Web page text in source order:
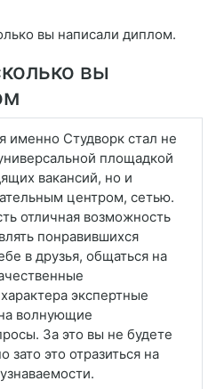
вы написали диплом.
вы
именно Студворк стал не
площадкой
вакансий, но и
центром, сетью.
отличная возможность
понравившихся
в друзья, общаться на
экспертные
волнующие
За это вы не будете
зато это отразиться на